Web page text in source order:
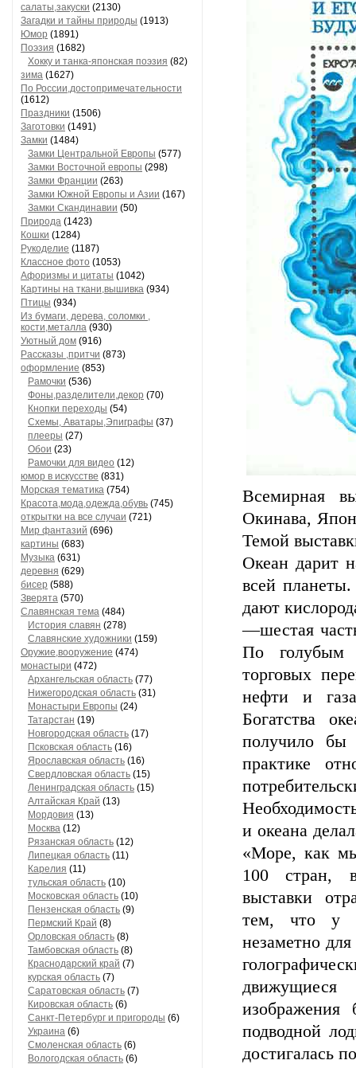
салаты,закуски (2130)
Загадки и тайны природы (1913)
Юмор (1891)
Поэзия (1682)
Хокку и танка-японская поэзия (82)
зима (1627)
По России,достопримечательности
(1612)
Праздники (1506)
Заготовки (1491)
Замки (1484)
Замки Центральной Европы (577)
Замки Восточной европы (298)
Замки Франции (263)
Замки Южной Европы и Азии (167)
Замки Скандинавии (50)
Природа (1423)
Кошки (1284)
Рукоделие (1187)
Классное фото (1053)
Афоризмы и цитаты (1042)
Картины на ткани,вышивка (934)
Птицы (934)
Из бумаги, дерева, соломки ,
кости,металла (930)
Уютный дом (916)
Рассказы ,притчи (873)
оформление (853)
Рамочки (536)
Фоны,разделители,декор (70)
Кнопки переходы (54)
Схемы, Аватары,Эпиграфы (37)
плееры (27)
Обои (23)
Рамочки для видео (12)
юмор в искусстве (831)
Морская тематика (754)
Красота,мода,одежда,обувь (745)
открытки на все случаи (721)
Мир фантазий (696)
картины (683)
Музыка (631)
деревня (629)
бисер (588)
Зверята (570)
Славянская тема (484)
История славян (278)
Славянские художники (159)
Оружие,вооружение (474)
монастыри (472)
Архангельская область (77)
Нижегородская область (31)
Монастыри Европы (24)
Татарстан (19)
Новгородская область (17)
Псковская область (16)
Ярославская область (16)
Свердловская область (15)
Ленинградская область (15)
Алтайская Край (13)
Мордовия (13)
Москва (12)
Рязанская область (12)
Липецкая область (11)
Карелия (11)
тульская область (10)
Московская область (10)
Пензенская область (9)
Пермский Край (8)
Орловская область (8)
Тамбовская область (8)
Краснодарский край (7)
курская область (7)
Саратовская область (7)
Кировская область (6)
Санкт-Петербург и пригороды (6)
Украина (6)
Смоленская область (6)
Вологодская область (6)
Всемирная
Окинава,
Темой
Океан дарит
всей
дают
—шестая
По голубым
торговых
нефти и
Богатства
получило бы
практике
и океана
«Море, как
100 стран,
выставки
тем, что у
незаметно
движущиеся
изображения
подводной
достигалась